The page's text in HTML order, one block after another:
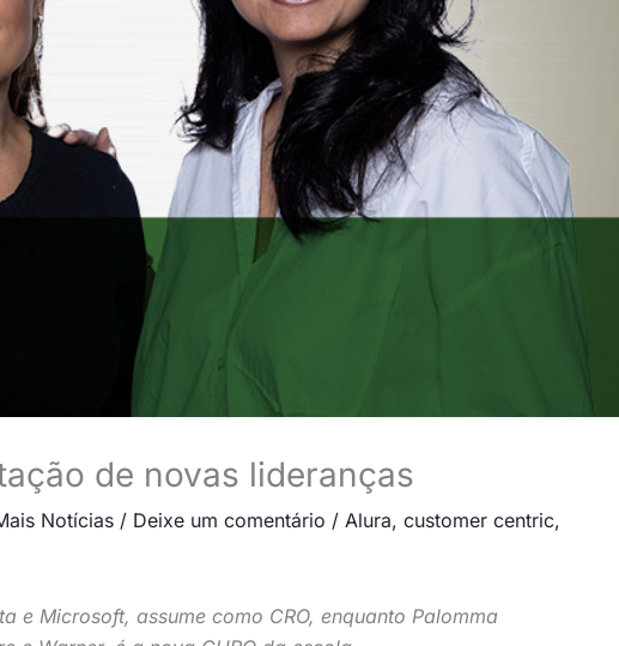
de novas lideranças
Notícias / Deixe um comentário / Alura, customer centric,
e Microsoft, assume como CRO, enquanto Palomma